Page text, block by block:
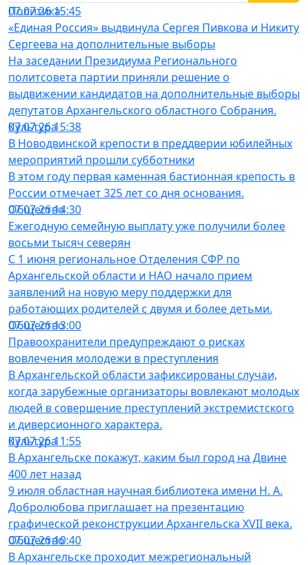
Политика
07.07.26 15:45
«Единая Россия» выдвинула Сергея Пивкова и Никиту
Сергеева на дополнительные выборы
На заседании Президиума Регионального
политсовета партии приняли решение о
выдвижении кандидатов на дополнительные выборы
депутатов Архангельского областного Собрания.
Культура
07.07.26 15:38
В Новодвинской крепости в преддверии юбилейных
мероприятий прошли субботники
В этом году первая каменная бастионная крепость в
России отмечает 325 лет со дня основания.
Общество
07.07.26 14:30
Ежегодную семейную выплату уже получили более
восьми тысяч северян
С 1 июня региональное Отделения СФР по
Архангельской области и НАО начало прием
заявлений на новую меру поддержки для
работающих родителей с двумя и более детьми.
Общество
07.07.26 13:00
Правоохранители предупреждают о рисках
вовлечения молодежи в преступления
В Архангельской области зафиксированы случаи,
когда зарубежные организаторы вовлекают молодых
людей в совершение преступлений экстремистского
и диверсионного характера.
Культура
07.07.26 11:55
В Архангельске покажут, каким был город на Двине
400 лет назад
9 июля областная научная библиотека имени Н. А.
Добролюбова приглашает на презентацию
графической реконструкции Архангельска XVII века.
Общество
07.07.26 10:40
В Архангельске проходит межрегиональный